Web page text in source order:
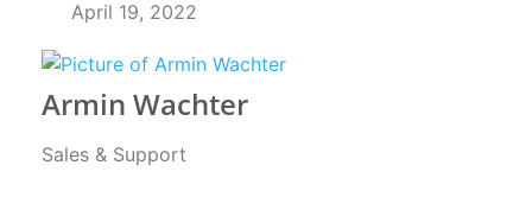
April 19, 2022
Armin Wachter
Sales & Support